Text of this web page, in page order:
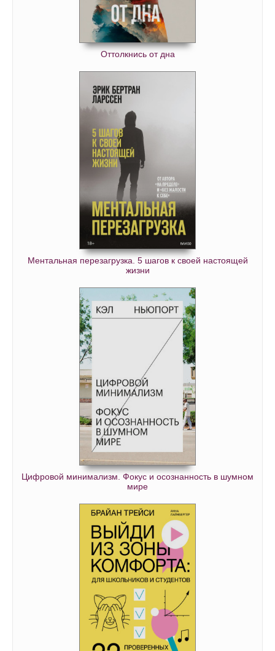
Оттолкнись от дна
Ментальная перезагрузка. 5 шагов к своей настоящей
жизни
Цифровой минимализм. Фокус и осознанность в шумном
мире